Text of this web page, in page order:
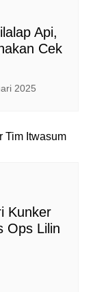
Api,
Cek
2025
Kunker
Ops Lilin